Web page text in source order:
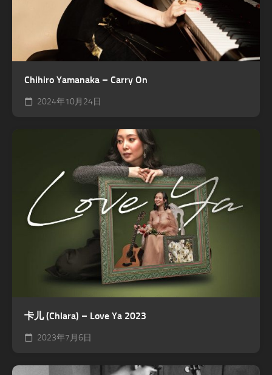
Chihiro Yamanaka – Carry On
2024年10月24日
卡儿 (Chlara) – Love Ya 2023
2023年7月6日